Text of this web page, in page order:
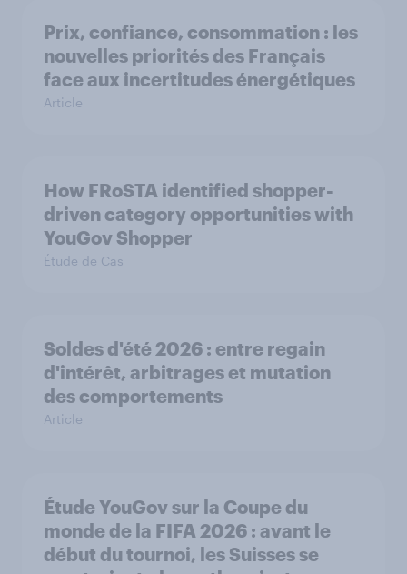
Prix, confiance, consommation : les
nouvelles priorités des Français
face aux incertitudes énergétiques
Article
How FRoSTA identified shopper-
driven category opportunities with
YouGov Shopper
Étude de Cas
Soldes d'été 2026 : entre regain
d'intérêt, arbitrages et mutation
des comportements
Article
Étude YouGov sur la Coupe du
monde de la FIFA 2026 : avant le
début du tournoi, les Suisses se